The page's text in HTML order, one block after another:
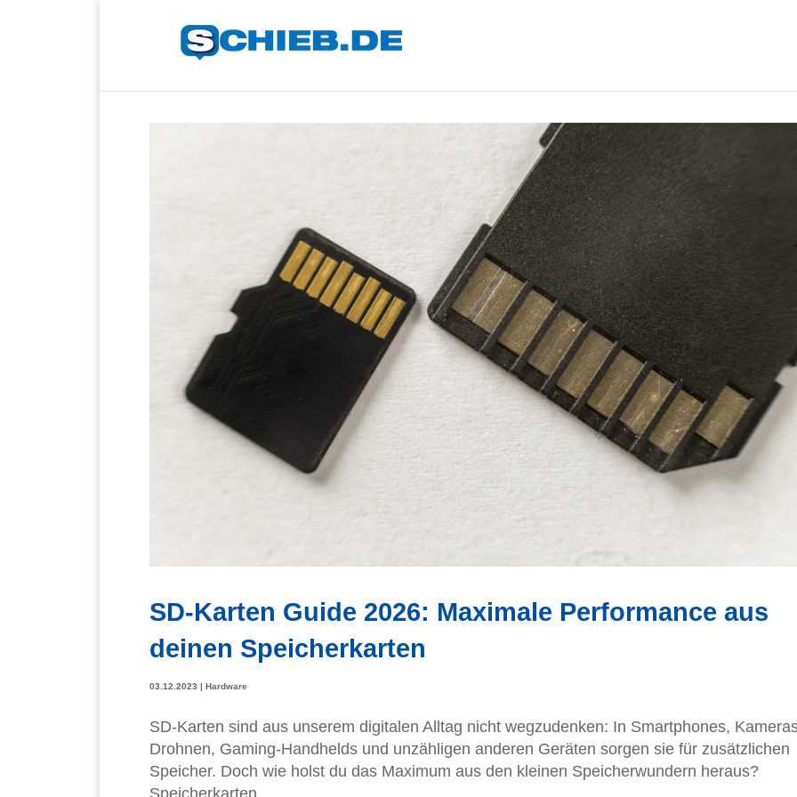
SD-Karten Guide 2026: Maximale Performance aus
deinen Speicherkarten
03.12.2023 | Hardware
SD-Karten sind aus unserem digitalen Alltag nicht wegzudenken: In Smartphones,
Drohnen, Gaming-Handhelds und unzähligen anderen Geräten sorgen sie für zusätzlichen
Speicher. Doch wie holst du das Maximum aus den kleinen Speicherwundern heraus?
Speicherkarten...